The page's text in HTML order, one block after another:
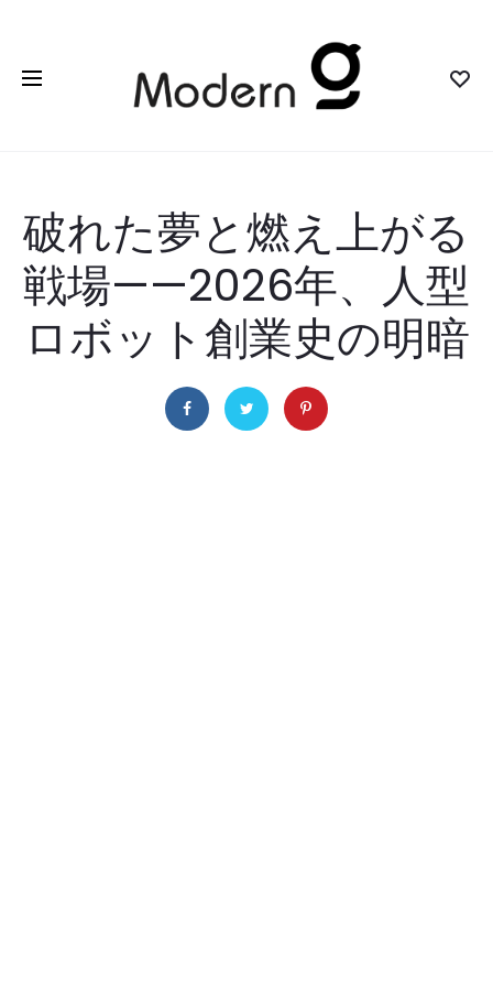
破れた夢と燃え上がる
戦場——2026年、人型
ロボット創業史の明暗